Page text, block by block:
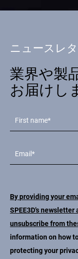
ニュースレ
業界や製
お届けし
By providing your
SPEE3D's
unsubscribe from
information on how
protecting your